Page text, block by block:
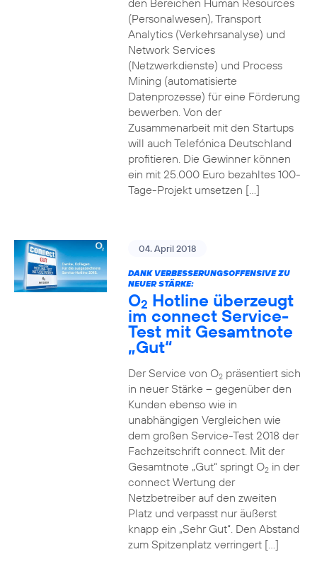
den Bereichen Human Resources
(Personalwesen), Transport
Analytics (Verkehrsanalyse) und
Network Services
(Netzwerkdienste) und Process
Mining (automatisierte
Datenprozesse) für eine Förderung
bewerben. Von der
Zusammenarbeit mit den Startups
will auch Telefónica Deutschland
profitieren. Die Gewinner können
ein mit 25.000 Euro bezahltes 100-
Tage-Projekt umsetzen […]
04. April 2018
DANK VERBESSERUNGSOFFENSIVE ZU
NEUER STÄRKE:
O2 Hotline überzeugt
im connect Service-
Test mit Gesamtnote
„Gut“
Der Service von O2präsentiert sich
in neuer Stärke – gegenüber den
Kunden ebenso wie in
unabhängigen Vergleichen wie
dem großen Service-Test 2018 der
Fachzeitschrift connect. Mit der
Gesamtnote „Gut“ springt O2in der
connect Wertung der
Netzbetreiber auf den zweiten
Platz und verpasst nur äußerst
knapp ein „Sehr Gut“. Den Abstand
zum Spitzenplatz verringert […]